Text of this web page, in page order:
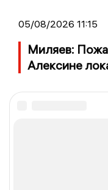
05/08/2026 11:15
Миляев:
Алексине